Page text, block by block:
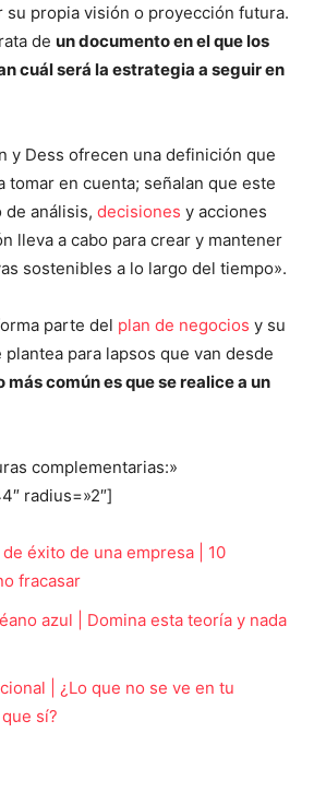
su propia visión o proyección futura.
de un documento en el que los
cuál será la estrategia a seguir en
y Dess ofrecen una definición que
tomar en cuenta; señalan que este
de análisis, decisiones y acciones
lleva a cabo para crear y mantener
sostenibles a lo largo del tiempo».
parte del plan de negocios y su
para lapsos que van desde
más común es que se realice a un
complementarias:»
radius=»2″]
éxito de una empresa | 10
fracasar
azul | Domina esta teoría y nada
| ¿Lo que no se ve en tu
sí?